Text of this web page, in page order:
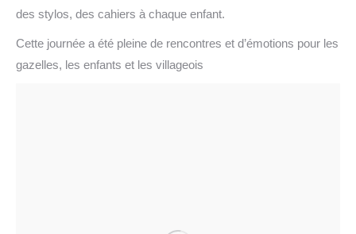
des stylos, des cahiers à chaque enfant.
Cette journée a été pleine de rencontres et d’émotions pour les
gazelles, les enfants et les villageois